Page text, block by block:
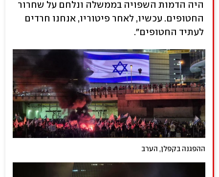
היה הדמות השפויה בממשלה ונלחם על שחרור
החטופים. עכשיו, לאחר פיטוריו, אנחנו חרדים
לעתיד החטופים".
ההפגנה בקפלן, הערב